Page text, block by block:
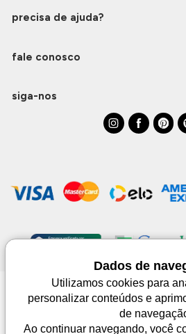
precisa de ajuda?
fale conosco
siga-nos
Monjuá | CNPJ 98.102.650/0083-99 | Av.
Passos | © Todos os
As imagens aqui apresentadas são
Dados de
Utilizamos cookies para
personalizar conteúdos e
de
Ao continuar navegando, você